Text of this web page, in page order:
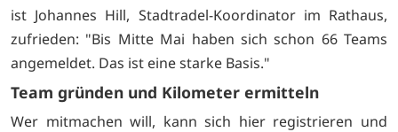
ist Johannes Hill, Stadtradel-Koordinator im Rathaus,
zufrieden: "Bis Mitte Mai haben sich schon 66 Teams
angemeldet. Das ist eine starke Basis."
Team gründen und Kilometer ermitteln
Wer mitmachen will, kann sich hier registrieren und